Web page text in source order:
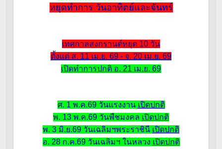
หยุดทำการ วันอาทิตย์และจันทร์
เทศกาลสงกรานต์หยุด 10 วัน
ตั้งแต่ ส. 11 เม.ย. 69 - จ. 20 เม.ย. 69
เปิดทำการปกติ อ. 21 เม.ย. 69
ศ. 1 พ.ค.69 วันแรงงาน เปิดปกติ
พ. 13 พ.ค.69 วันพืชมงคล เปิดปกติ
พ. 3 มิ.ย.69 วันเฉลิมฯพระราชินี เปิดปกติ
อ. 28 ก.ค.69 วันเฉลิมฯ ในหลวง เปิดปกติ